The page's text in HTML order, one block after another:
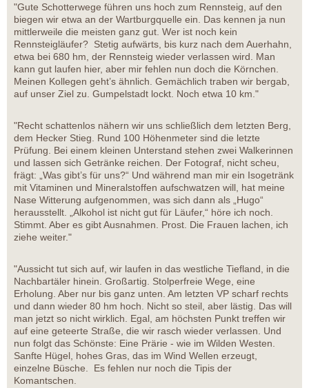
"Gute Schotterwege führen uns hoch zum Rennsteig, auf den
biegen wir etwa an der Wartburgquelle ein. Das kennen ja nun
mittlerweile die meisten ganz gut. Wer ist noch kein
Rennsteigläufer? Stetig aufwärts, bis kurz nach dem Auerhahn,
etwa bei 680 hm, der Rennsteig wieder verlassen wird. Man
kann gut laufen hier, aber mir fehlen nun doch die Körnchen.
Meinen Kollegen geht’s ähnlich. Gemächlich traben wir bergab,
auf unser Ziel zu. Gumpelstadt lockt. Noch etwa 10 km."
"Recht schattenlos nähern wir uns schließlich dem letzten Berg,
dem Hecker Stieg. Rund 100 Höhenmeter sind die letzte
Prüfung. Bei einem kleinen Unterstand stehen zwei Walkerinnen
und lassen sich Getränke reichen. Der Fotograf, nicht scheu,
frägt: „Was gibt’s für uns?“ Und während man mir ein Isogetränk
mit Vitaminen und Mineralstoffen aufschwatzen will, hat meine
Nase Witterung aufgenommen, was sich dann als „Hugo“
herausstellt. „Alkohol ist nicht gut für Läufer,“ höre ich noch.
Stimmt. Aber es gibt Ausnahmen. Prost. Die Frauen lachen, ich
ziehe weiter."
"Aussicht tut sich auf, wir laufen in das westliche Tiefland, in die
Nachbartäler hinein. Großartig. Stolperfreie Wege, eine
Erholung. Aber nur bis ganz unten. Am letzten VP scharf rechts
und dann wieder 80 hm hoch. Nicht so steil, aber lästig. Das will
man jetzt so nicht wirklich. Egal, am höchsten Punkt treffen wir
auf eine geteerte Straße, die wir rasch wieder verlassen. Und
nun folgt das Schönste: Eine Prärie - wie im Wilden Westen.
Sanfte Hügel, hohes Gras, das im Wind Wellen erzeugt,
einzelne Büsche. Es fehlen nur noch die Tipis der
Komantschen.